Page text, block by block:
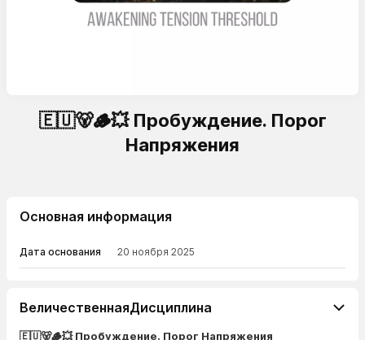
🇪🇺🐻🪵💥 Пробуждение. Порог
Напряжения
Основная информация
Дата основания 20 ноября 2025
ВеличественнаяДисциплина
🇪🇺🐻🪵💥 Пробуждение. Порог Напряжения